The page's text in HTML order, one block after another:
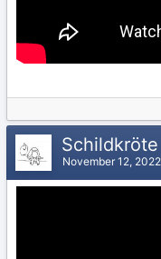
Schildkröte
November 12, 2022